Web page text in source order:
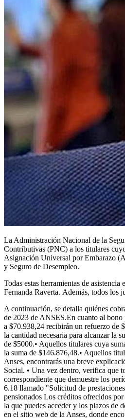
La Administración Nacional de la
Contributivas (PNC) a los titulares
Asignación Universal por Embarazo
y Seguro de Desempleo.
Todas estas herramientas de
Fernanda Raverta. Además, todos los
A continuación, se detalla quiénes
de 2023 de ANSES.En cuanto al bono
a $70.938,24 recibirán un refuerzo de
la cantidad necesaria para alcanzar la
de $5000.• Aquellos titulares cuya
la suma de $146.876,48.• Aquellos
Anses, encontrarás una breve
Social. • Una vez dentro, verifica que
correspondiente que demuestre los
6.18 llamado "Solicitud de
pensionados Los créditos ofrecidos
la que puedes acceder y los plazos de
en el sitio web de la Anses, donde